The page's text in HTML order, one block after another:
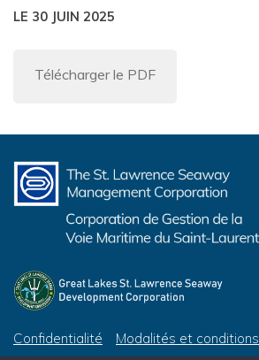
LE 30 JUIN 2025
Télécharger le PDF
Confidentialité Modalités et conditions